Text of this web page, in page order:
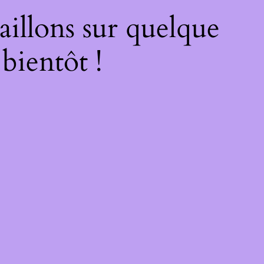
sur quelque
!